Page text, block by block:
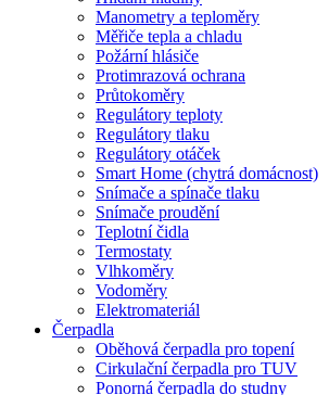
Manometry a teploměry
Měřiče tepla a chladu
Požární hlásiče
Protimrazová ochrana
Průtokoměry
Regulátory teploty
Regulátory tlaku
Regulátory otáček
Smart Home (chytrá domácnost)
Snímače a spínače tlaku
Snímače proudění
Teplotní čidla
Termostaty
Vlhkoměry
Vodoměry
Elektromateriál
Čerpadla
Oběhová čerpadla pro topení
Cirkulační čerpadla pro TUV
Ponorná čerpadla do studny